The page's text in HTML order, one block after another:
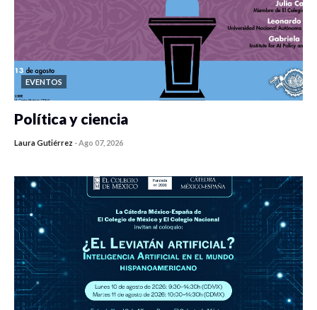
EVENTOS
Política y ciencia
Laura Gutiérrez -Ago 07, 2026